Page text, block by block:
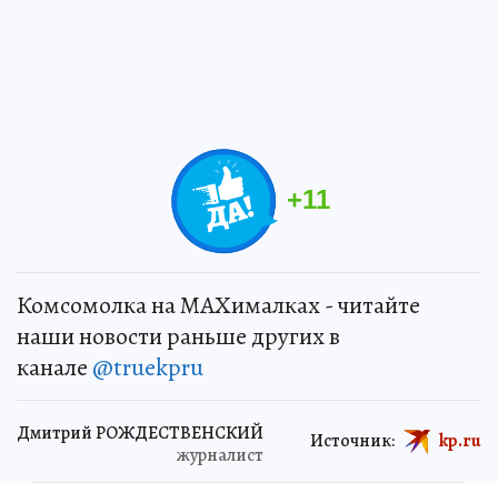
+11
Комсомолка на MAXималках - читайте
наши новости раньше других в
канале @truekpru
Дмитрий РОЖДЕСТВЕНСКИЙ
журналист
Источник: kp.ru